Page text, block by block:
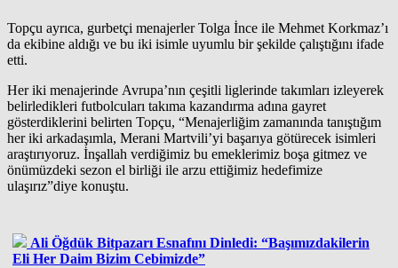
Topçu ayrıca, gurbetçi menajerler Tolga İnce ile Mehmet Korkmaz’ı
da ekibine aldığı ve bu iki isimle uyumlu bir şekilde çalıştığını ifade
etti.
Her iki menajerinde Avrupa’nın çeşitli liglerinde takımları izleyerek
belirledikleri futbolcuları takıma kazandırma adına gayret
gösterdiklerini belirten Topçu, “Menajerliğim zamanında tanıştığım
her iki arkadaşımla, Merani Martvili’yi başarıya götürecek isimleri
araştırıyoruz. İnşallah verdiğimiz bu emeklerimiz boşa gitmez ve
önümüzdeki sezon el birliği ile arzu ettiğimiz hedefimize
ulaşırız”diye konuştu.
Ali Öğdük Bitpazarı Esnafını Dinledi: “Başımızdakilerin
Eli Her Daim Bizim Cebimizde”